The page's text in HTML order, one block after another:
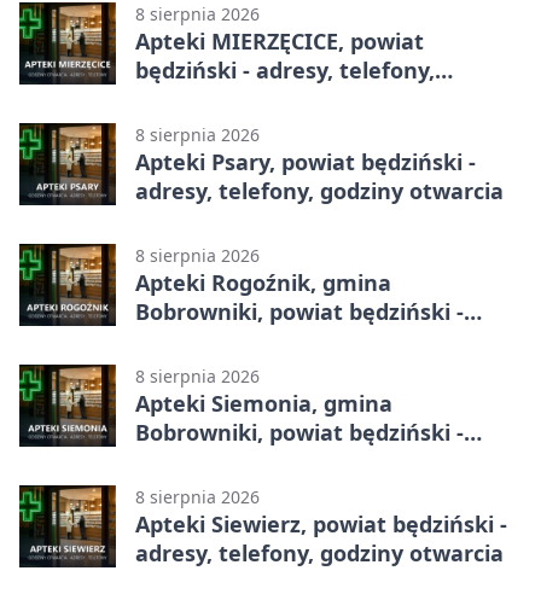
8 sierpnia 2026
Apteki MIERZĘCICE, powiat
będziński - adresy, telefony,
8 sierpnia 2026
Apteki Psary, powiat będziński -
adresy, telefony, godziny otwarcia
8 sierpnia 2026
Apteki Rogoźnik, gmina
Bobrowniki, powiat będziński -
8 sierpnia 2026
Apteki Siemonia, gmina
Bobrowniki, powiat będziński -
8 sierpnia 2026
Apteki Siewierz, powiat będziński -
adresy, telefony, godziny otwarcia